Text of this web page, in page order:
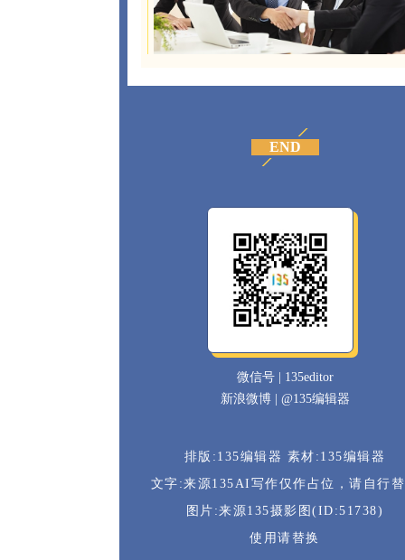
END
微信号 | 135editor
新浪微博 | @135编辑器
排版:135编辑器 素材:135编辑器
文字:来源135AI写作仅作占位，请自行
图片:来源135摄影图(ID:51738)
使用请替换